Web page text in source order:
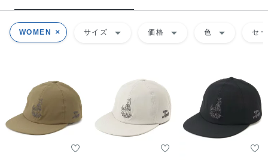
WOMEN サイズ arrow_drop_down 価格 arrow_drop_down 色 arrow_drop_down セ